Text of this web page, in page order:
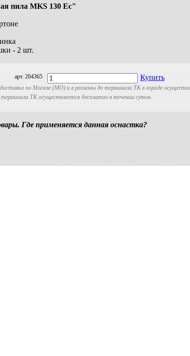
пила MKS 130 Ec"
- 2 шт.
арт. 204365 Купить
по Москве (МО) и в регионы до терминала ТК в городе
ТК осуществляется бесплатно в течении суток.
Где применяется данная оснастка?